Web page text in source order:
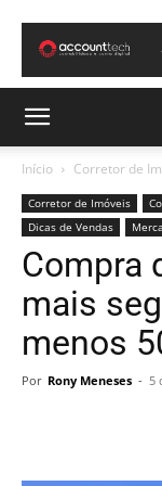
Início Corretor de
Corretor de Imóveis
Dicas de Vendas
Compra
mais
menos
Por Rony Meneses - 5